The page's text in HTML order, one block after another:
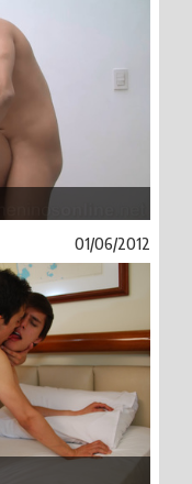
01/06/2012